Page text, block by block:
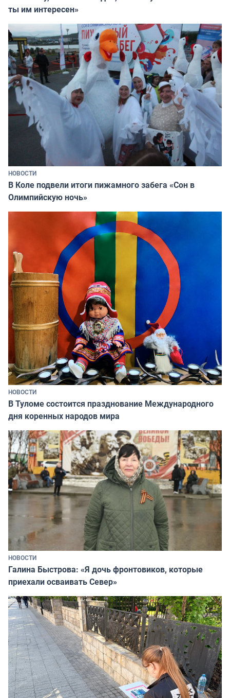
ты им интересен»
НОВОСТИ
В Коле подвели итоги пижамного забега «Сон в
Олимпийскую ночь»
НОВОСТИ
В Туломе состоится празднование Международного
дня коренных народов мира
НОВОСТИ
Галина Быстрова: «Я дочь фронтовиков, которые
приехали осваивать Север»